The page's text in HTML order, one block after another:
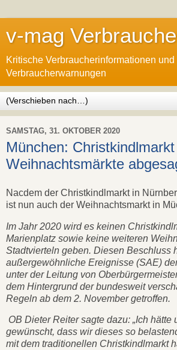
v-mag
Kritische Verbraucherinformationen und
Verbraucherwarnungen
SAMSTAG, 31. OKTOBER 2020
München:
Weihnachtsmärkte
Nacdem der Christkindlmarkt in
ist nun auch der Weihnachtsmarkt in
Im Jahr 2020 wird es keinen
Marienplatz sowie keine weiteren
Stadtvierteln geben. Diesen Beschluss
außergewöhnliche Ereignisse (SAE)
unter der Leitung von
dem Hintergrund der bundesweit
Regeln ab dem 2. November getroffen.
OB Dieter Reiter sagte dazu: „Ich hätte
gewünscht, dass wir dieses so
mit dem traditionellen Christkindlmarkt